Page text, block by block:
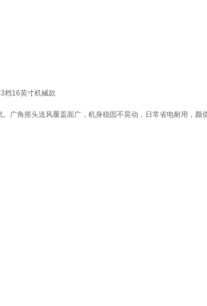
档16英寸机械款
角摇头送风覆盖面广，机身稳固不晃动，日常省电耐用，颜